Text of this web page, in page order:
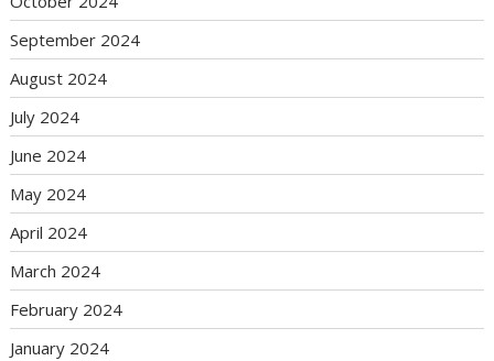
September 2024
August 2024
July 2024
June 2024
May 2024
April 2024
March 2024
February 2024
January 2024